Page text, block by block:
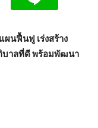
ผนฟื้นฟู เร่งสร้าง
บาลที่ดี พร้อมพัฒนา